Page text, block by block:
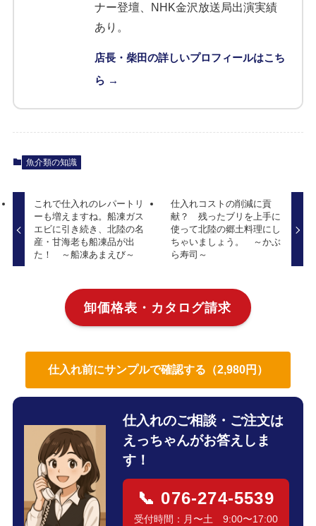
ナー登壇、NHK金沢放送局出演実績
あり。
店長・柴田の詳しいプロフィールはこち
ら →
魚介類の知識
これで仕入れのレパートリ
ーも増えますね。船凍ガス
エビに引き続き、北陸の名
産・甘海老も船凍品が出
た！ ～船凍あまえび～
仕入れコストの削減に貢
献？ 残ったブリを上手に
使って北陸の郷土料理にし
ちゃいましょう。 ～かぶ
ら寿司～
卸価格表・カタログ請求
仕入れ前にサンプルで確認する（2,980円）
仕入れのご相談・ご注文は
えっちゃんがお答えしま
す！
📞 076-274-5539
受付時間：月〜土 9:00〜17:00